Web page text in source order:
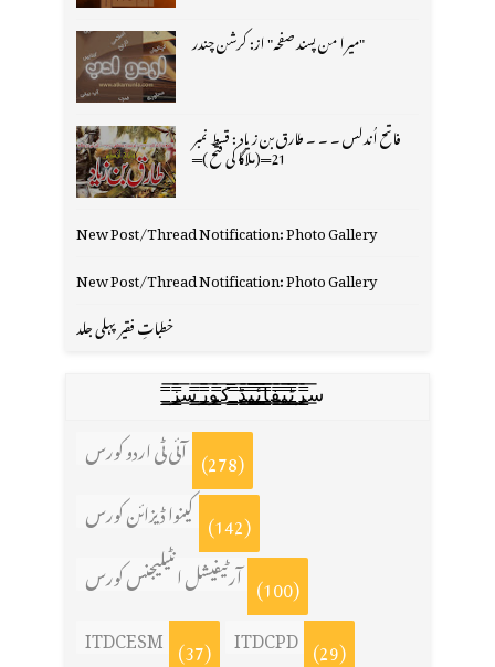
"میرا من پسند صفحہ" از: کرشن چندر
فاتح اُندلس ۔ ۔ ۔ طارق بن زیاد : قسط نمبر
21═(ملاگا کی فتح )═
New Post/Thread Notification: Photo Gallery
New Post/Thread Notification: Photo Gallery
خطباتِ فقیر پہلی جلد
س̳̿͟͞ر̳̿͟͞ٹ̳̿͟͞ی̳̿͟͞ف̳̿͟͞ا̳̿͟͞ي̳̳̿ٔ̿͟͟͞͞ی̳̿͟͞ڈ̳̿͟͞ ̳̿͟͞ک̳̿͟͞و̳̿͟͞ر̳̿͟͞س̳̿͟͞ز̳̿͟͞
آئی ٹی اردو کورس (278)
کینوا ڈیزائن کورس (142)
آرٹیفیشل انٹیلیجنس کورس (100)
ITDCESM (37) ITDCPD (29)